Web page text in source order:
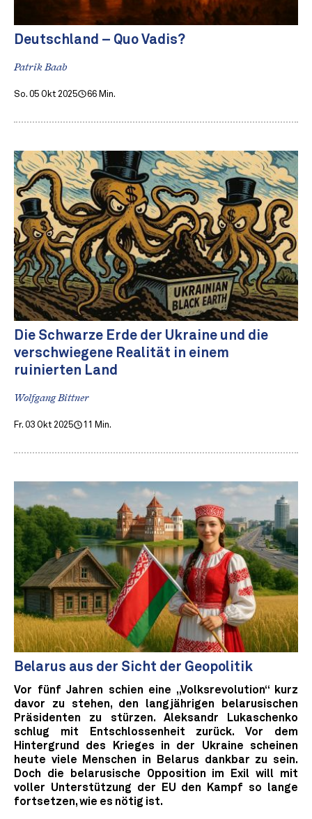
Deutschland – Quo Vadis?
Patrik Baab
So. 05 Okt 2025 66 Min.
Die Schwarze Erde der Ukraine und die
verschwiegene Realität in einem
ruinierten Land
Wolfgang Bittner
Fr. 03 Okt 2025 11 Min.
Belarus aus der Sicht der Geopolitik
Vor fünf Jahren schien eine „Volksrevolution“ kurz
davor zu stehen, den langjährigen belarusischen
Präsidenten zu stürzen. Aleksandr Lukaschenko
schlug mit Entschlossenheit zurück. Vor dem
Hintergrund des Krieges in der Ukraine scheinen
heute viele Menschen in Belarus dankbar zu sein.
Doch die belarusische Opposition im Exil will mit
voller Unterstützung der EU den Kampf so lange
fortsetzen, wie es nötig ist.